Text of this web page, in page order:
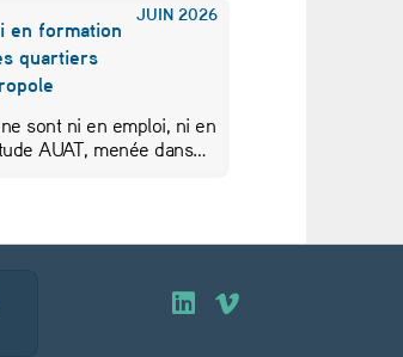
JUIN 2026
en formation
quartiers
sont ni en emploi, ni en
AUAT, menée dans…
O